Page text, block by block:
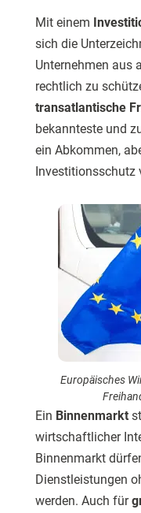
Mit einem
sich die
Unternehmen aus
rechtlich zu
transatlantische
bekannteste und
ein Abkommen,
Investitionsschutz
Europäisches
Ein Binnenmarkt
wirtschaftlicher
Binnenmarkt
Dienstleistungen
werden. Auch für